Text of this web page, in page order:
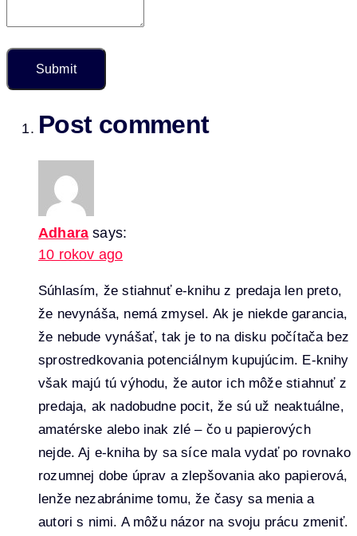
Post comment
Adhara says:
10 rokov ago
Súhlasím, že stiahnuť e-knihu z predaja len preto,
že nevynáša, nemá zmysel. Ak je niekde garancia,
že nebude vynášať, tak je to na disku počítača bez
sprostredkovania potenciálnym kupujúcim. E-knihy
však majú tú výhodu, že autor ich môže stiahnuť z
predaja, ak nadobudne pocit, že sú už neaktuálne,
amatérske alebo inak zlé – čo u papierových
nejde. Aj e-kniha by sa síce mala vydať po rovnako
rozumnej dobe úprav a zlepšovania ako papierová,
lenže nezabránime tomu, že časy sa menia a
autori s nimi. A môžu názor na svoju prácu zmeniť.